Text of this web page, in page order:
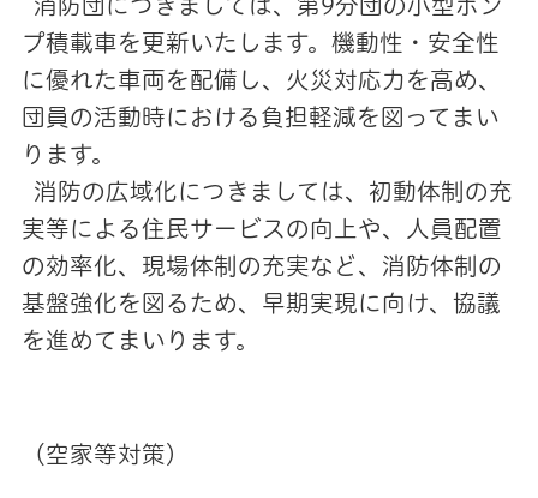
消防団につきましては、第9分団の小型ポン
プ積載車を更新いたします。機動性・安全性
に優れた車両を配備し、火災対応力を高め、
団員の活動時における負担軽減を図ってまい
ります。
消防の広域化につきましては、初動体制の充
実等による住民サービスの向上や、人員配置
の効率化、現場体制の充実など、消防体制の
基盤強化を図るため、早期実現に向け、協議
を進めてまいります。
（空家等対策）